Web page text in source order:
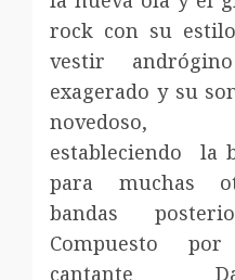
rock con su
vestir
exagerado y su
novedoso,
estableciendo la
para muchas
bandas
Compuesto
cantante